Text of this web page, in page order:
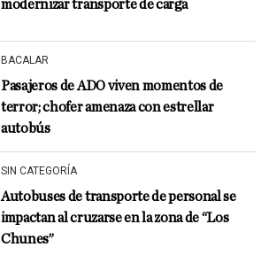
modernizar transporte de carga
BACALAR
Pasajeros de ADO viven momentos de
terror; chofer amenaza con estrellar
autobús
SIN CATEGORÍA
Autobuses de transporte de personal se
impactan al cruzarse en la zona de “Los
Chunes”